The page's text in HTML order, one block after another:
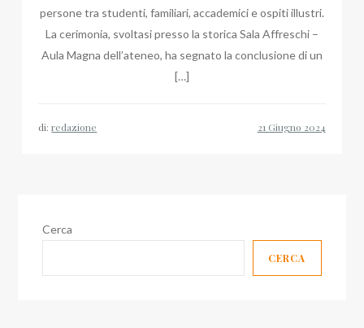
persone tra studenti, familiari, accademici e ospiti illustri.
La cerimonia, svoltasi presso la storica Sala Affreschi –
Aula Magna dell’ateneo, ha segnato la conclusione di un
[…]
di:redazione
Cerca
CERCA